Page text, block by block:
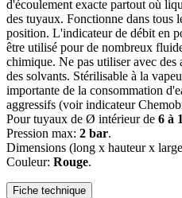
d'écoulement exacte partout où
des tuyaux. Fonctionne dans tous
position. L'indicateur de débit en
être utilisé pour de nombreux
chimique. Ne pas utiliser avec des
des solvants. Stérilisable à la
importante de la consommation
aggressifs (voir indicateur
Pour tuyaux de Ø intérieur de 6 à
Pression max: 2 bar.
Dimensions (long x hauteur x
Couleur: Rouge.
Fiche technique